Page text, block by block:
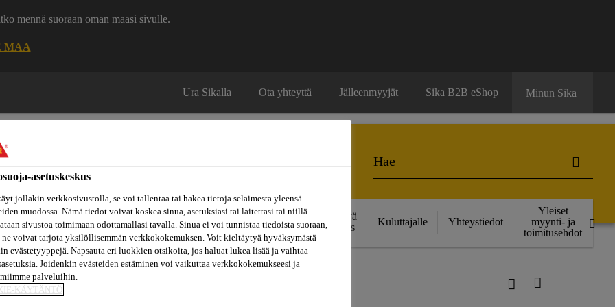
mennä suoraan oman maasi sivulle.
MAA
Ura Sikalla Ota yhteyttä Jälleenmyyjät Sika B2B eShop Minun Sika
Referenssit
Inspiraatiot
ja
konseptit
Dokumenttikirjasto
Tietoa
meistä
Kestävä
kehitys
Kuluttajalle Yhteystiedot
Yleiset
myynti- ja
toimitusehdot
kiihdyttimet
asetuskeskus
jollakin verkkosivustolla, se voi tallentaa tai hakea tietoja selaimesta yleensä
muodossa. Nämä tiedot voivat koskea sinua, asetuksiasi tai laitettasi tai niillä
sivustoa toimimaan odottamallasi tavalla. Sinua ei voi tunnistaa tiedoista suoraan,
ne voivat tarjota yksilöllisemmän verkkokokemuksen. Voit kieltäytyä hyväksymästä
evästetyyppejä. Napsauta eri luokkien otsikoita, jos haluat lukea lisää ja vaihtaa
Joidenkin evästeiden estäminen voi vaikuttaa verkkokokemukseesi ja
palveluihin.
KÄYTÄNTÖ